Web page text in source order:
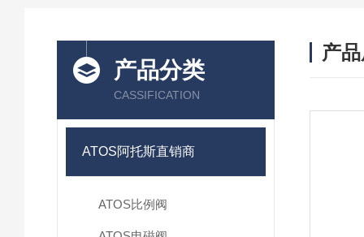
产品分类
CASSIFICATION
ATOS阿托斯直销商
ATOS比例阀
产